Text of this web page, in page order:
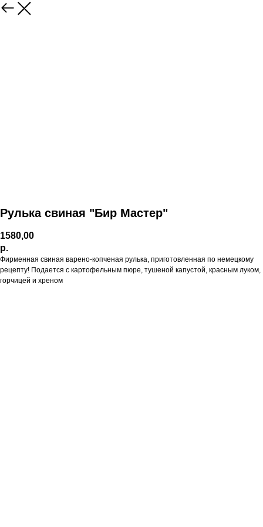
Рулька свиная "Бир Мастер"
1580,00
р.
Фирменная свиная варено-копченая рулька, приготовленная по немецкому
рецепту! Подается с картофельным пюре, тушеной капустой, красным луком,
горчицей и хреном